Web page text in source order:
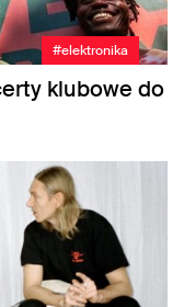
#elektronika
klubowe do